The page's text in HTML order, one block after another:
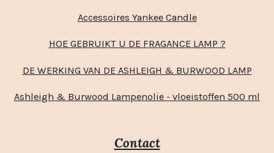
Accessoires Yankee Candle
HOE GEBRUIKT U DE FRAGANCE LAMP ?
DE WERKING VAN DE ASHLEIGH & BURWOOD LAMP
Ashleigh & Burwood Lampenolie - vloeistoffen 500 ml
Contact